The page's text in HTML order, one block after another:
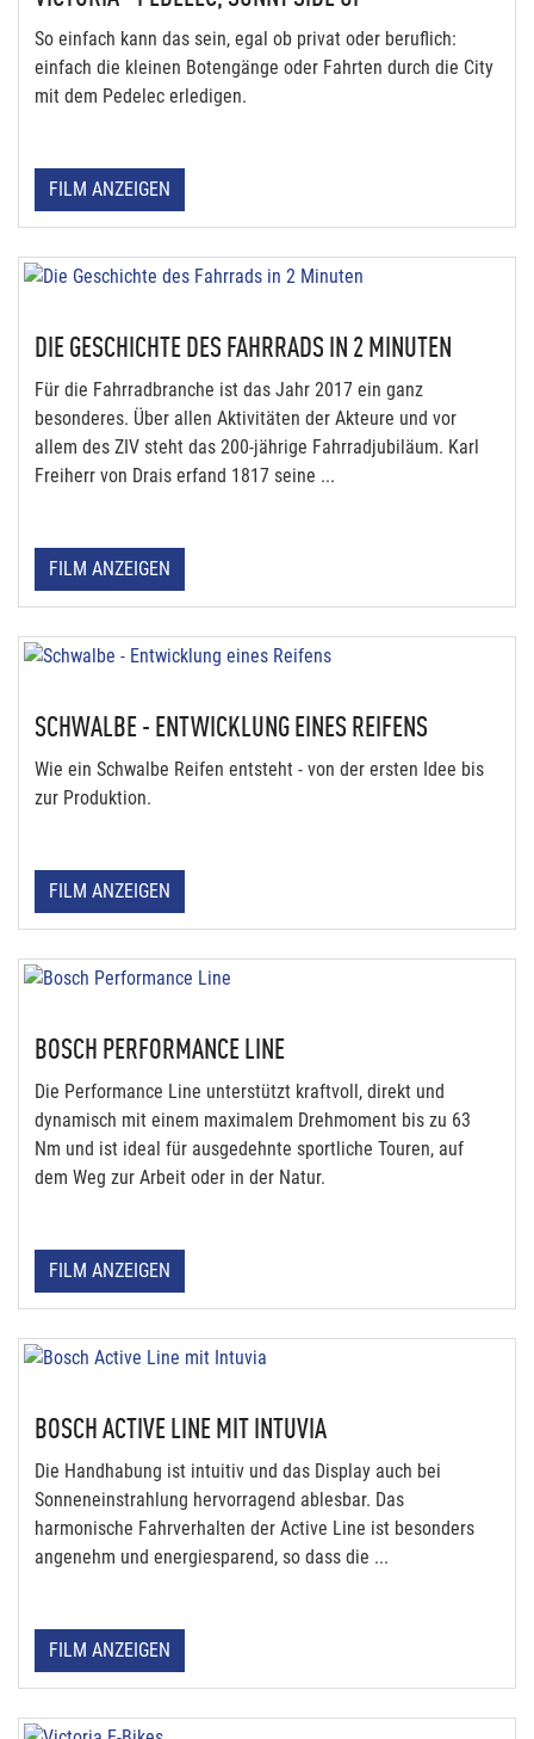
So einfach kann das sein, egal ob privat oder beruflich:
einfach die kleinen Botengänge oder Fahrten durch die City
mit dem Pedelec erledigen.
FILM ANZEIGEN
DIE GESCHICHTE DES FAHRRADS IN 2 MINUTEN
Für die Fahrradbranche ist das Jahr 2017 ein ganz
besonderes. Über allen Aktivitäten der Akteure und vor
allem des ZIV steht das 200-jährige Fahrradjubiläum. Karl
Freiherr von Drais erfand 1817 seine ...
FILM ANZEIGEN
SCHWALBE - ENTWICKLUNG EINES REIFENS
Wie ein Schwalbe Reifen entsteht - von der ersten Idee bis
zur Produktion.
FILM ANZEIGEN
BOSCH PERFORMANCE LINE
Die Performance Line unterstützt kraftvoll, direkt und
dynamisch mit einem maximalem Drehmoment bis zu 63
Nm und ist ideal für ausgedehnte sportliche Touren, auf
dem Weg zur Arbeit oder in der Natur.
FILM ANZEIGEN
BOSCH ACTIVE LINE MIT INTUVIA
Die Handhabung ist intuitiv und das Display auch bei
Sonneneinstrahlung hervorragend ablesbar. Das
harmonische Fahrverhalten der Active Line ist besonders
angenehm und energiesparend, so dass die ...
FILM ANZEIGEN